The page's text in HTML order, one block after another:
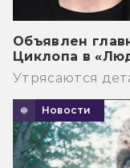
Объявлен
Циклопа в
Утрясаются
Новости